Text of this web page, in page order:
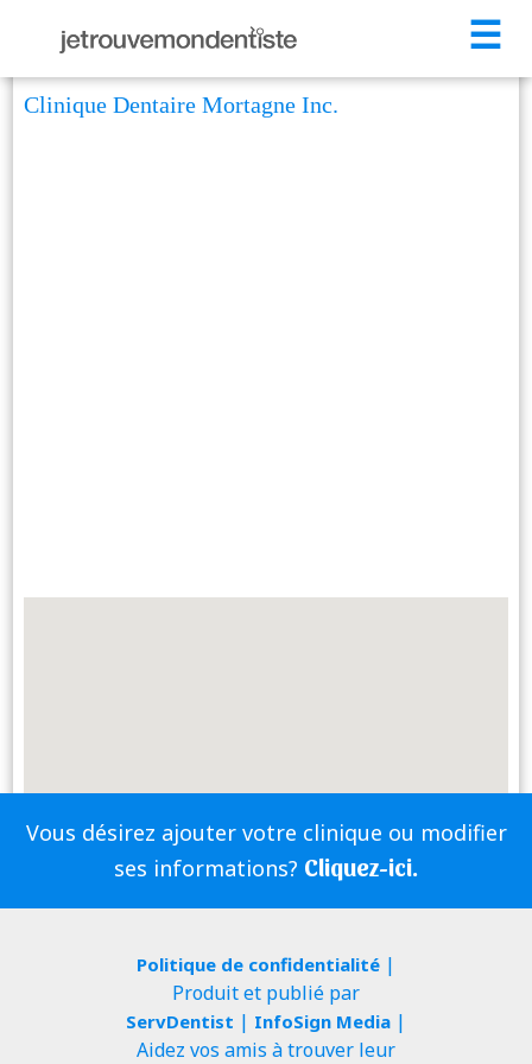
☰
Clinique Dentaire Mortagne Inc.
Vous désirez ajouter votre clinique ou modifier
ses informations? Cliquez-ici.
Politique de confidentialité|
Produit et publié par
ServDentist | InfoSign Media|
Aidez vos amis à trouver leur